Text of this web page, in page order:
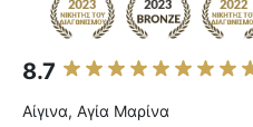
8.7
Αίγινα, Αγία Μαρίνα